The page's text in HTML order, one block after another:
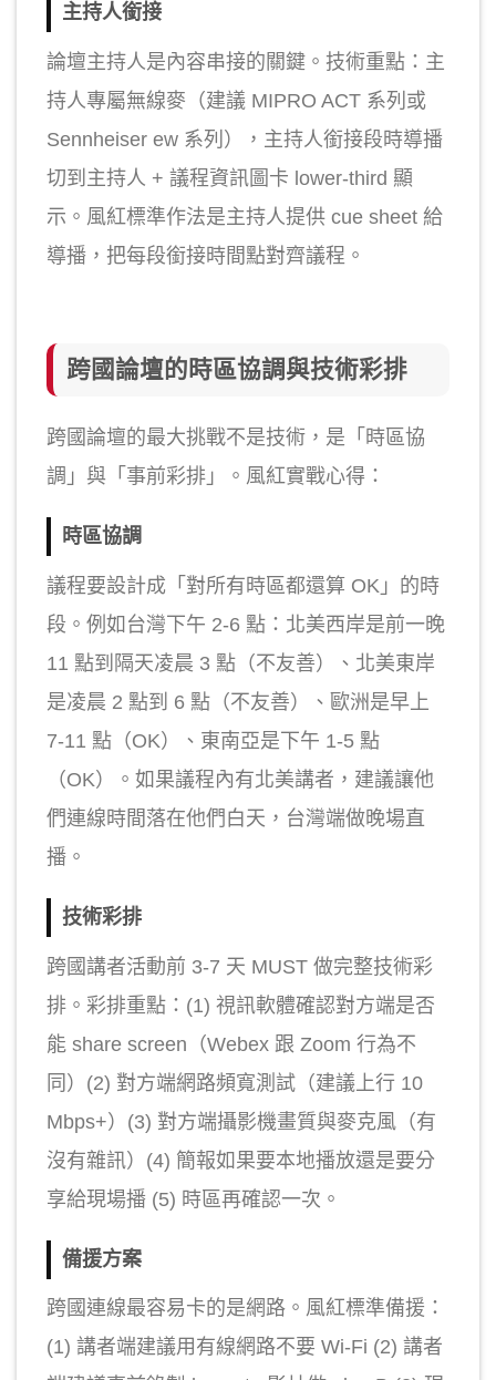
主持人銜接
論壇主持人是內容串接的關鍵。技術重點：主
持人專屬無線麥（建議 MIPRO ACT 系列或
Sennheiser ew 系列），主持人銜接段時導播
切到主持人 + 議程資訊圖卡 lower-third 顯
示。風紅標準作法是主持人提供 cue sheet 給
導播，把每段銜接時間點對齊議程。
跨國論壇的時區協調與技術彩排
跨國論壇的最大挑戰不是技術，是「時區協
調」與「事前彩排」。風紅實戰心得：
時區協調
議程要設計成「對所有時區都還算 OK」的時
段。例如台灣下午 2-6 點：北美西岸是前一晚
11 點到隔天凌晨 3 點（不友善）、北美東岸
是凌晨 2 點到 6 點（不友善）、歐洲是早上
7-11 點（OK）、東南亞是下午 1-5 點
（OK）。如果議程內有北美講者，建議讓他
們連線時間落在他們白天，台灣端做晚場直
播。
技術彩排
跨國講者活動前 3-7 天 MUST 做完整技術彩
排。彩排重點：(1) 視訊軟體確認對方端是否
能 share screen（Webex 跟 Zoom 行為不
同）(2) 對方端網路頻寬測試（建議上行 10
Mbps+）(3) 對方端攝影機畫質與麥克風（有
沒有雜訊）(4) 簡報如果要本地播放還是要分
享給現場播 (5) 時區再確認一次。
備援方案
跨國連線最容易卡的是網路。風紅標準備援：
(1) 講者端建議用有線網路不要 Wi-Fi (2) 講者